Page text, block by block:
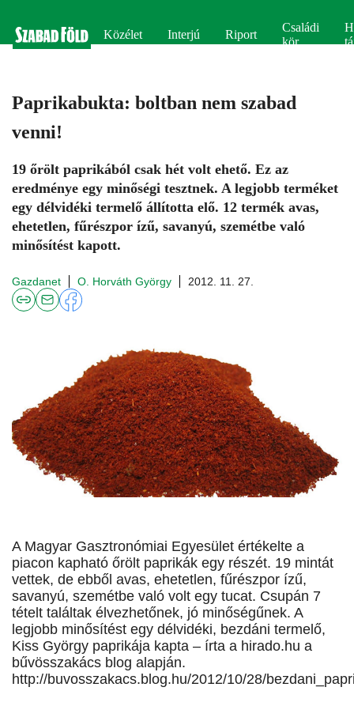
Közélet Interjú Riport
Családi
kör
Paprikabukta: boltban nem szabad
venni!
19 őrölt paprikából csak hét volt ehető. Ez az
eredménye egy minőségi tesztnek. A legjobb terméket
egy délvidéki termelő állította elő. 12 termék avas,
ehetetlen, fűrészpor ízű, savanyú, szemétbe való
minősítést kapott.
Gazdanet O. Horváth György 2012. 11. 27.
A Magyar Gasztronómiai Egyesület értékelte a
piacon kapható őrölt paprikák egy részét. 19 mintát
vettek, de ebből avas, ehetetlen, fűrészpor ízű,
savanyú, szemétbe való volt egy tucat. Csupán 7
tételt találtak élvezhetőnek, jó minőségűnek. A
legjobb minősítést egy délvidéki, bezdáni termelő,
Kiss György paprikája kapta – írta a hirado.hu a
bűvösszakács blog alapján.
http://buvosszakacs.blog.hu/2012/10/28/